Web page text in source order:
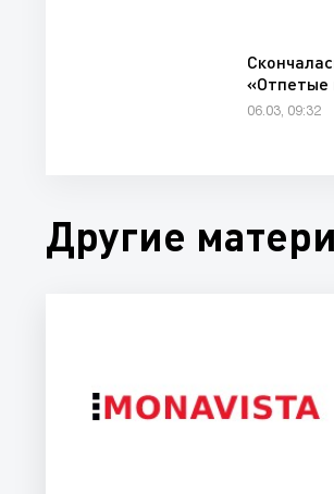
«Отпетые
06.03, 09:32
Другие